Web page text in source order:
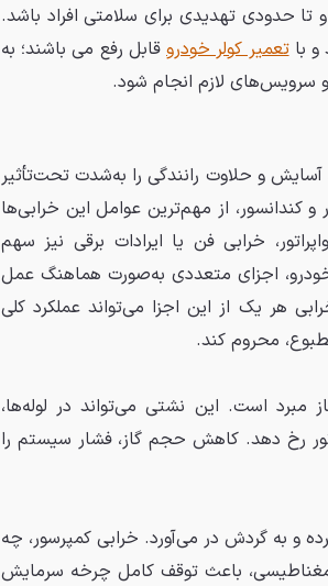
حدودی تهدیدی برای سلامتی افراد باشد.
و باتعمیر کولر خودروقابل رفع می باشند؛ به
سرویس‌های لازم انجام شود.
آسایش و حلاوت رانندگی را به‌شدت تحت‌تأثیر
و کندانسور، از مهم‌ترین عوامل این خرابی‌ها
خرابی فن یا ایرادات برقی نیز سهم
اجزای متعددی به‌صورت هماهنگ عمل
هر یک از این اجزا می‌تواند عملکرد کلی
محروم کند.
مبرد است. این نشتی می‌تواند در لوله‌ها،
رخ دهد. کاهش حجم گاز، فشار سیستم را
و به گردش در می‌آورد. خرابی کمپرسور، چه
باعث توقف کامل چرخه سرمایش